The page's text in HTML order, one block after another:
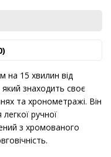
на 15 хвилин від
знаходить своє
та хронометражі. Він
ручної
з хромованого